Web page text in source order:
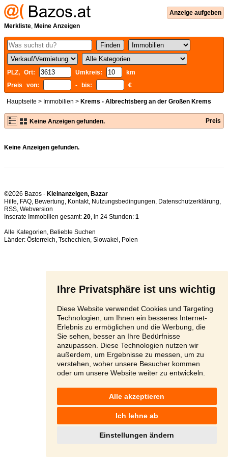
Ihre Privatsphäre ist uns wichtig
Diese Website verwendet Cookies und Targeting
Technologien, um Ihnen ein besseres Internet-
Erlebnis zu ermöglichen und die Werbung, die
Sie sehen, besser an Ihre Bedürfnisse
anzupassen. Diese Technologien nutzen wir
außerdem, um Ergebnisse zu messen, um zu
verstehen, woher unsere Besucher kommen
oder um unsere Website weiter zu entwickeln.
Alle akzeptieren
Ich lehne ab
Einstellungen ändern
Anzeige aufgeben
Merkliste, Meine Anzeigen
PLZ, Ort: Umkreis:
km
Preis von:
- bis: €
Hauptseite > Immobilien > Krems - Albrechtsberg an der Großen Krems
Keine Anzeigen gefunden. Preis
Keine Anzeigen gefunden.
©2026 Bazos - Kleinanzeigen, Bazar
Hilfe, FAQ, Bewertung, Kontakt, Nutzungsbedingungen, Datenschutzerklärung,
RSS,
Inserate Immobilien gesamt: 20, in 24 Stunden: 1
Alle Kategorien, Beliebte Suchen
Länder: Österreich, Tschechien, Slowakei, Polen